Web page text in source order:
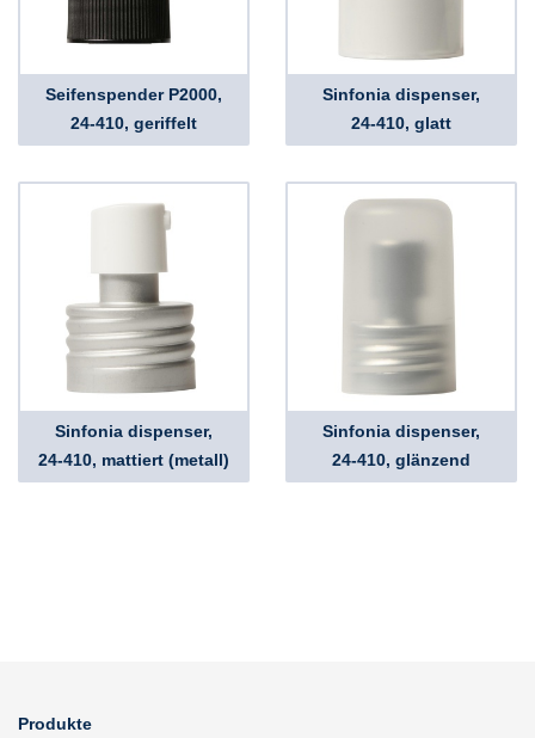
Seifenspender P2000,
24-410, geriffelt
Sinfonia dispenser,
24-410, glatt
Sinfonia dispenser,
24-410, mattiert (metall)
Sinfonia dispenser,
24-410, glänzend
Produkte